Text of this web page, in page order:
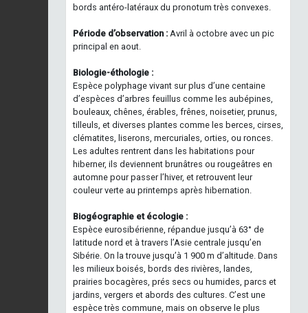
bords antéro-latéraux du pronotum très convexes.
Période d’observation : Avril à octobre avec un pic
principal en aout.
Biologie-éthologie :
Espèce polyphage vivant sur plus d’une centaine
d’espèces d’arbres feuillus comme les aubépines,
bouleaux, chênes, érables, frênes, noisetier, prunus,
tilleuls, et diverses plantes comme les berces, cirses,
clématites, liserons, mercuriales, orties, ou ronces.
Les adultes rentrent dans les habitations pour
hiberner, ils deviennent brunâtres ou rougeâtres en
automne pour passer l’hiver, et retrouvent leur
couleur verte au printemps après hibernation.
Biogéographie et écologie :
Espèce eurosibérienne, répandue jusqu’à 63° de
latitude nord et à travers l’Asie centrale jusqu’en
Sibérie. On la trouve jusqu’à 1 900 m d’altitude. Dans
les milieux boisés, bords des rivières, landes,
prairies bocagères, prés secs ou humides, parcs et
jardins, vergers et abords des cultures. C’est une
espèce très commune, mais on observe le plus